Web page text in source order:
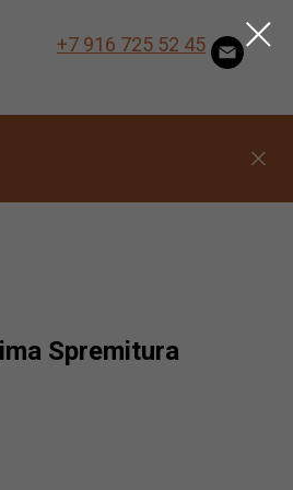
+7 916 725 52 45
Spremitura